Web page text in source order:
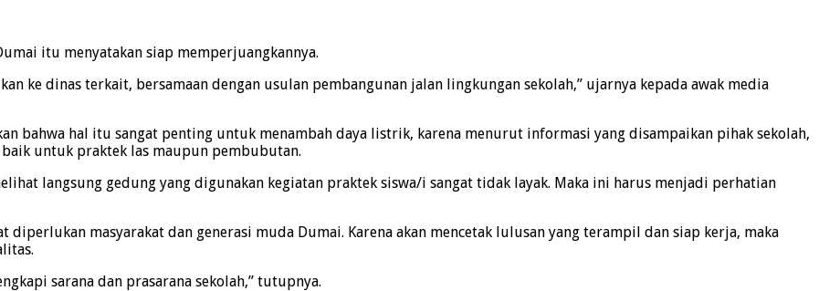
itu menyatakan siap memperjuangkannya.
ke dinas terkait, bersamaan dengan usulan pembangunan jalan lingkungan sekolah,” ujarnya kepada awak media
bahwa hal itu sangat penting untuk menambah daya listrik, karena menurut informasi yang disampaikan pihak sekolah,
untuk praktek las maupun pembubutan.
langsung gedung yang digunakan kegiatan praktek siswa/i sangat tidak layak. Maka ini harus menjadi perhatian
diperlukan masyarakat dan generasi muda Dumai. Karena akan mencetak lulusan yang terampil dan siap kerja, maka
sarana dan prasarana sekolah,” tutupnya.